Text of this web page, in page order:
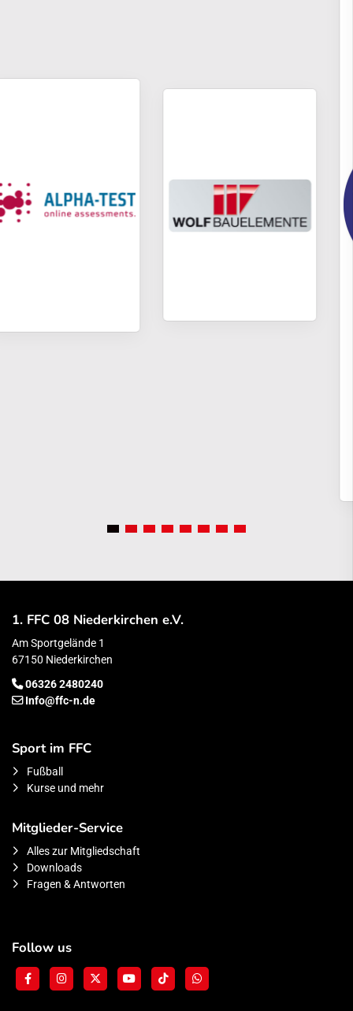
1. FFC 08 Niederkirchen e.V.
Am Sportgelände 1
67150 Niederkirchen
06326 2480240
Info@ffc-n.de
Sport im FFC
Fußball
Kurse und mehr
Mitglieder-Service
Alles zur Mitgliedschaft
Downloads
Fragen & Antworten
Follow us